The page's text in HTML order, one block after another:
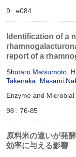
9 : e084
Identification of a
report of a
Shotaro Matsumoto ,
Takenaka
Masami
Enzyme and Microbial
98 : 76-85
原料米の違いが発
効率に与える影響